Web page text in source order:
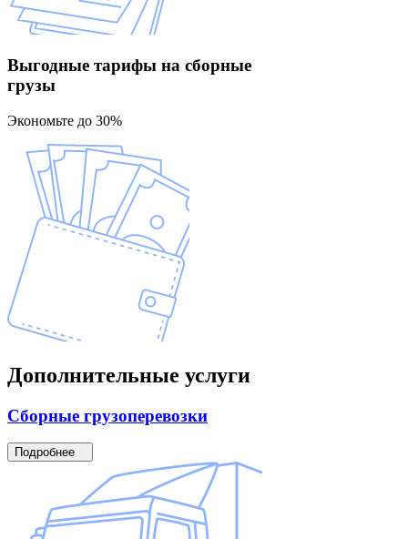
Выгодные тарифы на сборные
грузы
Экономьте до 30%
Дополнительные услуги
Сборные грузоперевозки
Подробнее